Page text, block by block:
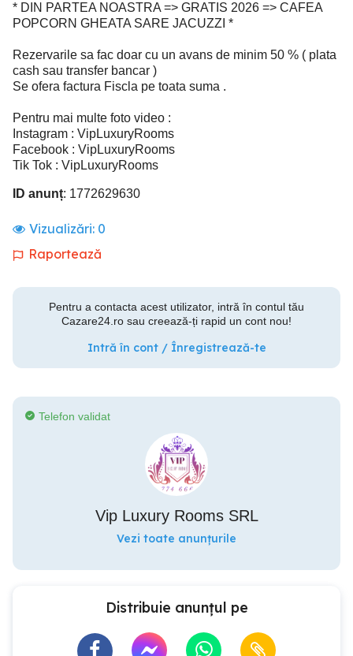
* DIN PARTEA NOASTRA => GRATIS 2026 => CAFEA
POPCORN GHEATA SARE JACUZZI *
Rezervarile sa fac doar cu un avans de minim 50 % ( plata
cash sau transfer bancar )
Se ofera factura Fiscla pe toata suma .
Pentru mai multe foto video :
Instagram : VipLuxuryRooms
Facebook : VipLuxuryRooms
Tik Tok : VipLuxuryRooms
ID anunț: 1772629630
Vizualizări: 0
Raportează
Pentru a contacta acest utilizator, intră în contul tău
Cazare24.ro sau creează-ți rapid un cont nou!
Intră în cont / Înregistrează-te
Telefon validat
Vip Luxury Rooms SRL
Vezi toate anunțurile
Distribuie anunțul pe